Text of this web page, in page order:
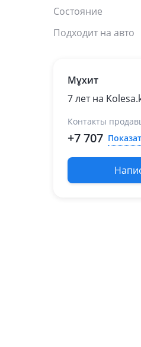
Состояние
Подходит на авто
Мұхит
7 лет на
Контакты
+7 707